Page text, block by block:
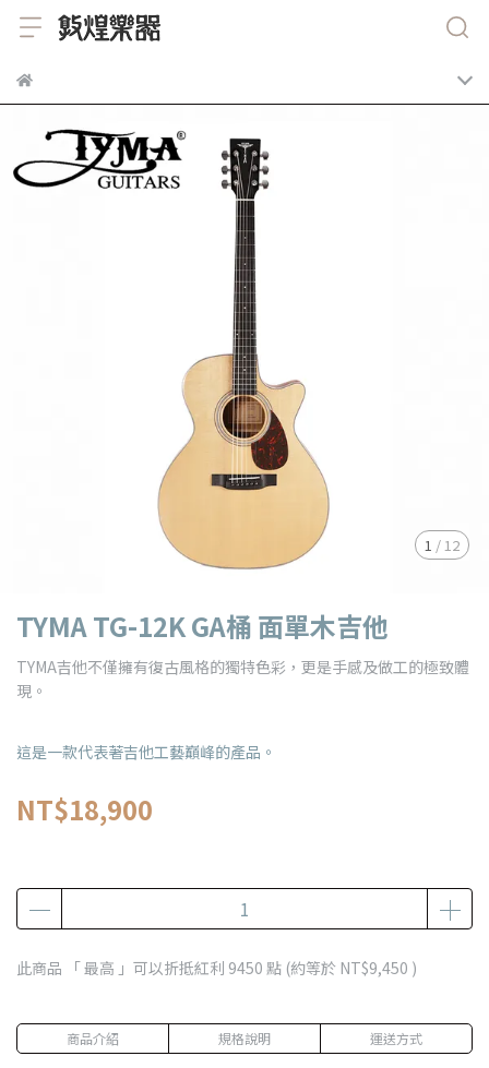
1 / 12
TYMA TG-12K GA桶 面單木吉他
TYMA吉他不僅擁有復古風格的獨特色彩，更是手感及做工的極致體
現。
這是一款代表著吉他工藝巔峰的產品。
NT$18,900
此商品 「 最高 」可以折抵紅利 9450 點 (約等於 NT$9,450 )
商品介紹 規格說明 運送方式